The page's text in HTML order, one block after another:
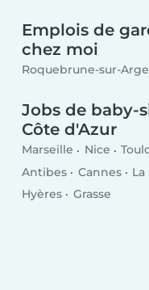
Emplois de
chez moi
Roquebrune-sur-
Jobs de baby-
Côte d'Azur
Marseille Nice
Antibes
Cannes
Hyères
Grasse